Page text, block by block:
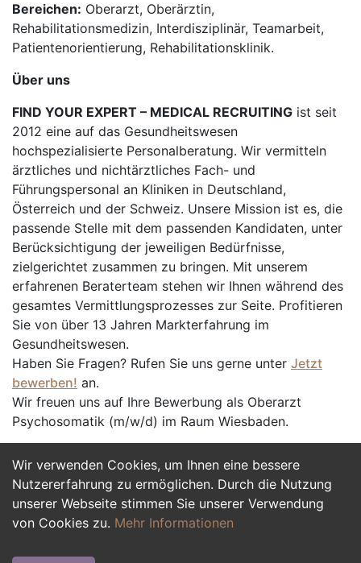
Wir verwenden Cookies, um Ihnen eine bessere
Nutzererfahrung zu ermöglichen. Durch die Nutzung
unserer Webseite stimmen Sie unserer Verwendung
von Cookies zu. Mehr Informationen
Bereichen: Oberarzt, Oberärztin,
Rehabilitationsmedizin, Interdisziplinär, Teamarbeit,
Patientenorientierung, Rehabilitationsklinik.
Über uns
FIND YOUR EXPERT – MEDICAL RECRUITING ist seit
2012 eine auf das Gesundheitswesen
hochspezialisierte Personalberatung. Wir vermitteln
ärztliches und nichtärztliches Fach- und
Führungspersonal an Kliniken in Deutschland,
Österreich und der Schweiz. Unsere Mission ist es, die
passende Stelle mit dem passenden Kandidaten, unter
Berücksichtigung der jeweiligen Bedürfnisse,
zielgerichtet zusammen zu bringen. Mit unserem
erfahrenen Beraterteam stehen wir Ihnen während des
gesamtes Vermittlungsprozesses zur Seite. Profitieren
Sie von über 13 Jahren Markterfahrung im
Gesundheitswesen.
Haben Sie Fragen? Rufen Sie uns gerne unter Jetzt
bewerben! an.
Wir freuen uns auf Ihre Bewerbung als Oberarzt
Psychosomatik (m/w/d) im Raum Wiesbaden.
Jetzt Bewerben